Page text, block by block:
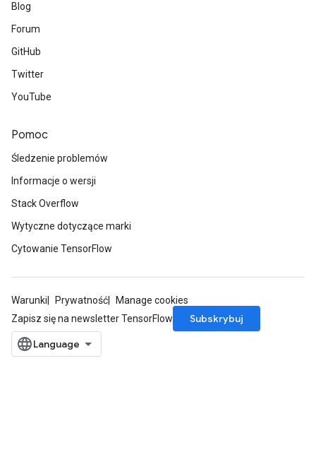
Blog
Forum
GitHub
Twitter
YouTube
Pomoc
Śledzenie problemów
Informacje o wersji
Stack Overflow
Wytyczne dotyczące marki
Cytowanie TensorFlow
Warunki Prywatność
Manage cookies
Zapisz się na newsletter TensorFlow
Subskrybuj